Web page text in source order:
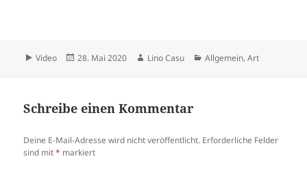
Format
Video
Veröffentlicht
28. Mai 2020 Autor
Lino Casu Kategorien
Allgemein,Art
Schreibe einen Kommentar
Deine E-Mail-Adresse wird nicht veröffentlicht. Erforderliche Felder
sind mit* markiert